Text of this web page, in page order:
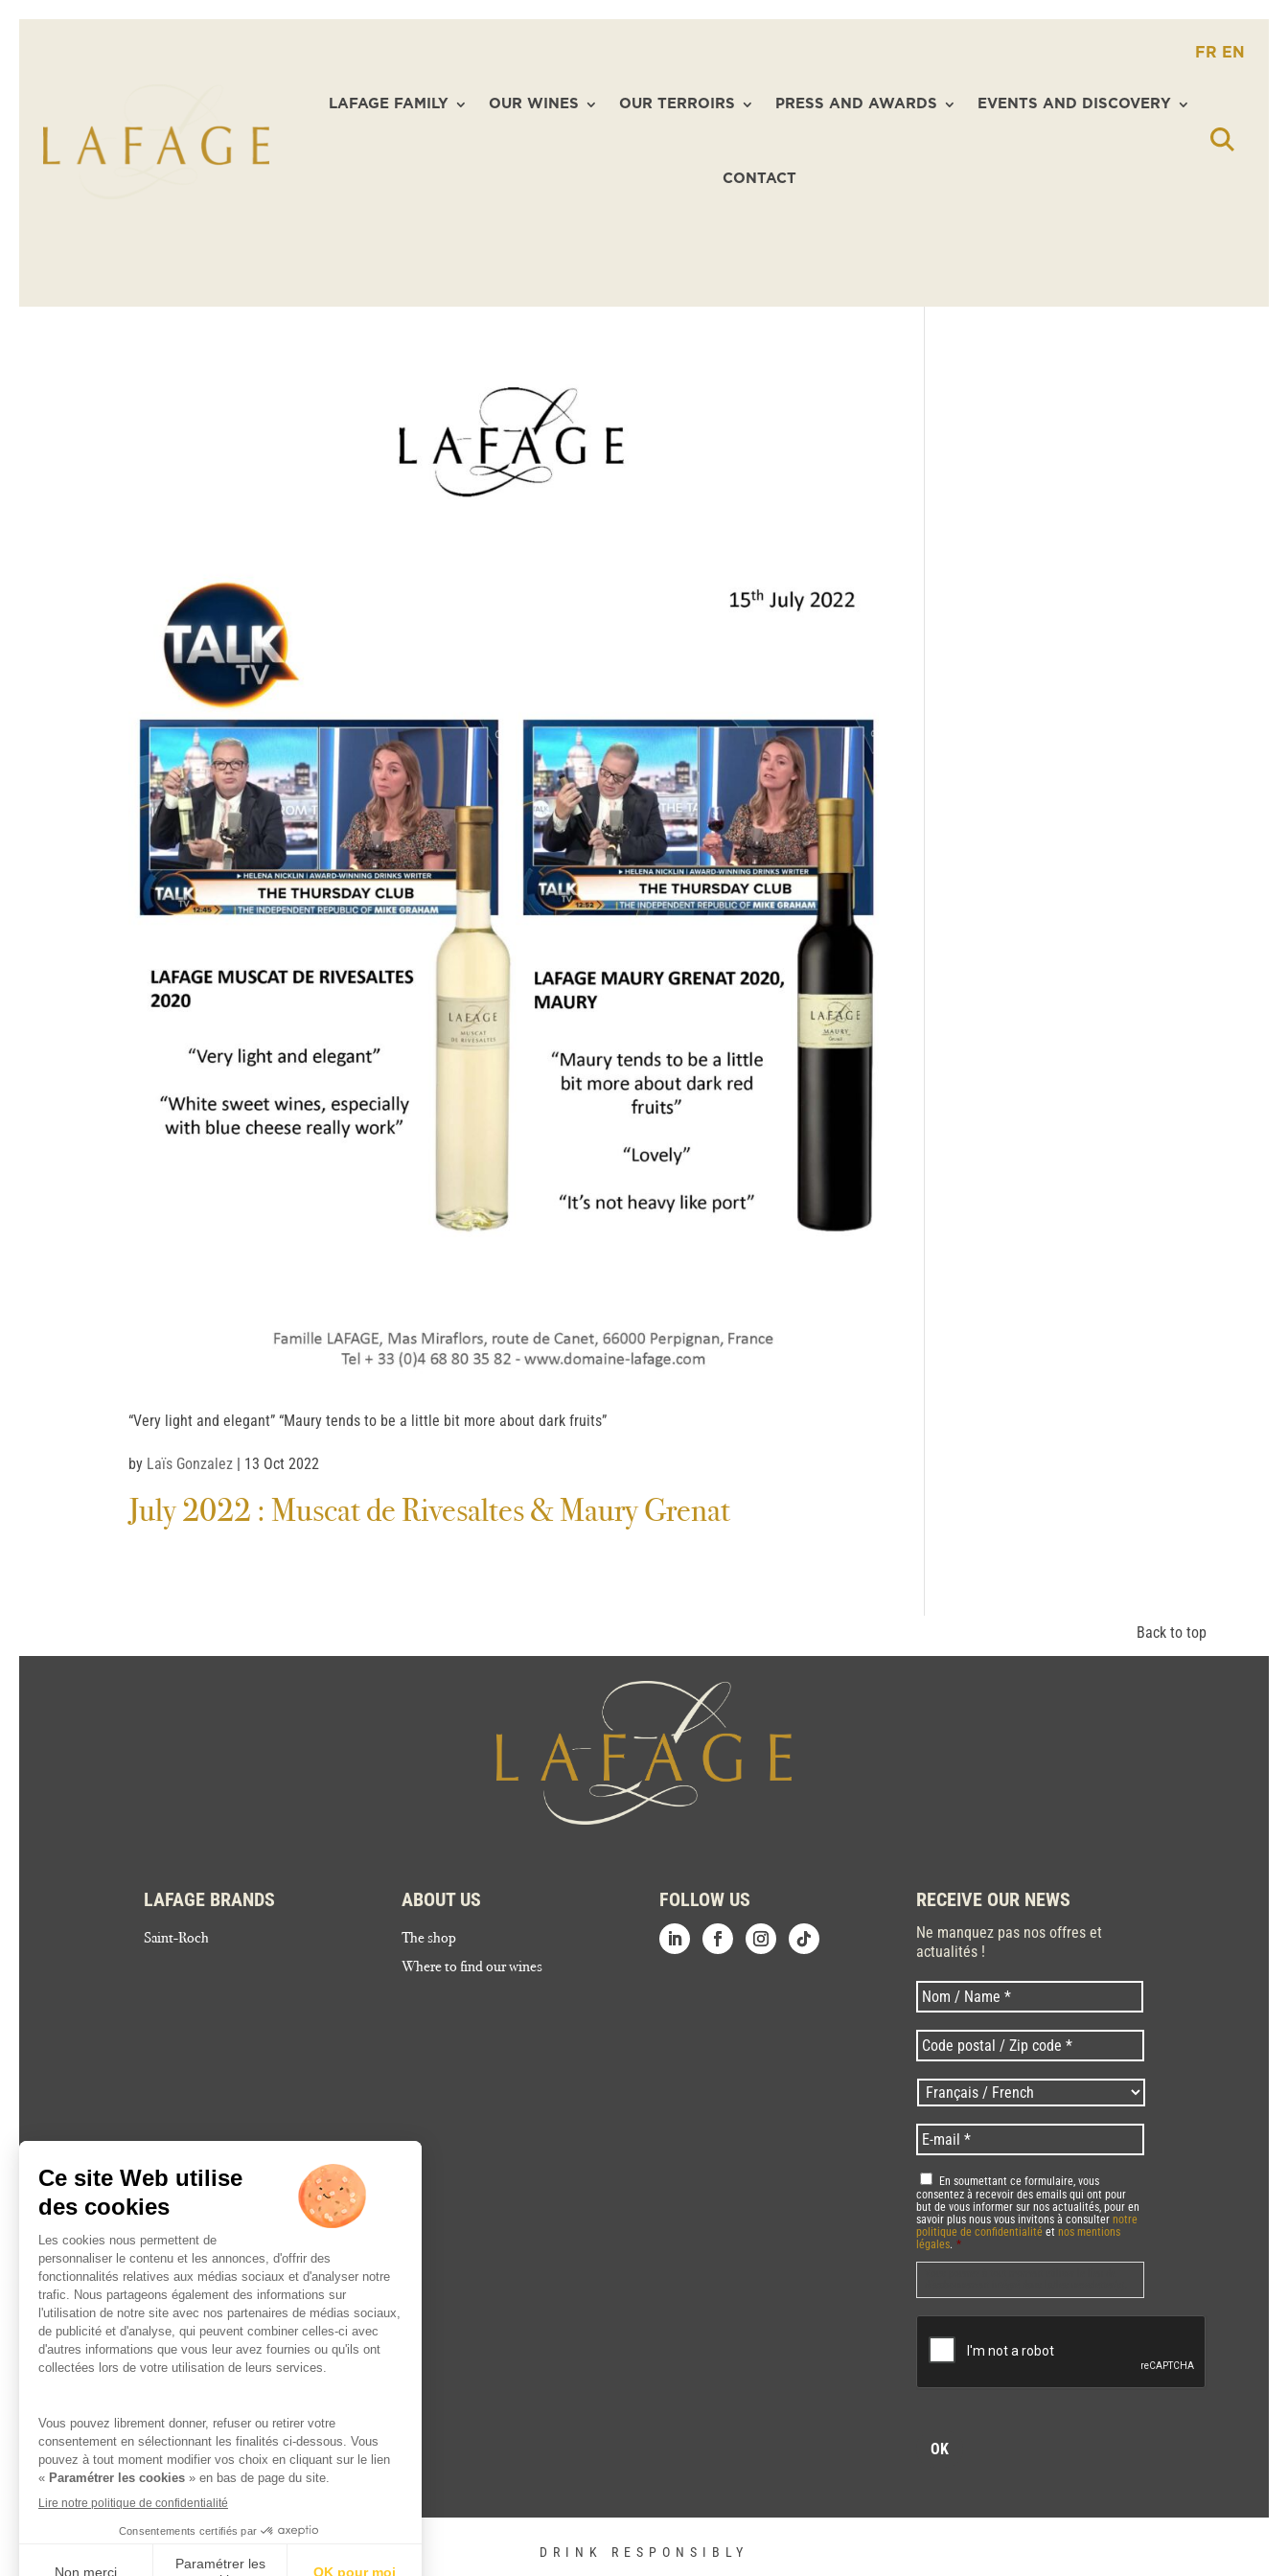
FR EN
LAFAGE FAMILY OUR WINES OUR TERROIRS PRESS AND AWARDS EVENTS AND DISCOVERY
CONTACT
July 2022 : Muscat de Rivesaltes & Maury Grenat
by Laïs Gonzalez | 13 Oct 2022
“Very light and elegant” “Maury tends to be a little bit more about dark fruits”
Back to top
LAFAGE BRANDS
Saint-Roch
ABOUT US
The shop
Where to find our wines
FOLLOW US RECEIVE OUR NEWS
Ne manquez pas nos offres et
actualités !
Nom * Last
Code
postal
/
Zip
* *
Langues
/
Language *
E-
mail *
RGPD *
En soumettant ce formulaire, vous
consentez à recevoir des emails qui ont pour
but de vous informer sur nos actualités, pour en
savoir plus nous vous invitons à consulternotre
politique de confidentialité etnos mentions
légales. *
DRINK RESPONSIBLY